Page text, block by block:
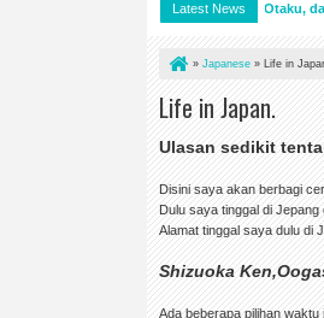
Latest News
Arti kata Wibu, Otaku, dan
» Japanese » Life in
Life in Japan.
Ulasan sedikit
Disini saya akan berbagi
Dulu saya tinggal di
Alamat tinggal saya dulu di
Shizuoka
Ada beberapa pilihan